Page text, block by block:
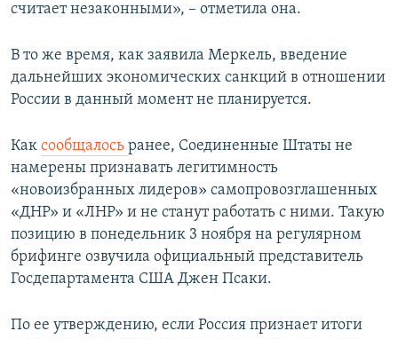
считает незаконными», – отметила она.
В то же время, как заявила Меркель, введение
дальнейших экономических санкций в отношении
России в данный момент не планируется.
Как сообщалось ранее, Соединенные Штаты не
намерены признавать легитимность
«новоизбранных лидеров» самопровозглашенных
«ДНР» и «ЛНР» и не станут работать с ними. Такую
позицию в понедельник 3 ноября на регулярном
брифинге озвучила официальный представитель
Госдепартамента США Джен Псаки.
По ее утверждению, если Россия признает итоги